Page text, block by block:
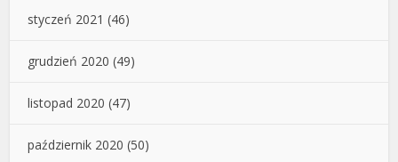
styczeń 2021 (46)
grudzień 2020 (49)
listopad 2020 (47)
październik 2020 (50)